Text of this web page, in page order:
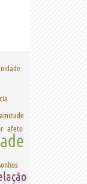
amizade
afeto